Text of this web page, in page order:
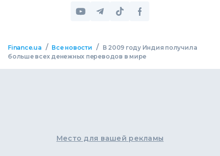
Finance.ua / Все новости /
В 2009 году Индия получила
больше всех денежных переводов в мире
Место для вашей рекламы